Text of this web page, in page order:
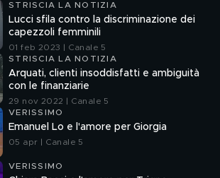
STRISCIA LA NOTIZIA
Lucci sfila contro la discriminazione dei
capezzoli femminili
01 feb 2023 | Canale 5
STRISCIA LA NOTIZIA
Arquati, clienti insoddisfatti e ambiguità
con le finanziarie
29 nov 2022 | Canale 5
VERISSIMO
Emanuel Lo e l'amore per Giorgia
05 apr | Canale 5
VERISSIMO